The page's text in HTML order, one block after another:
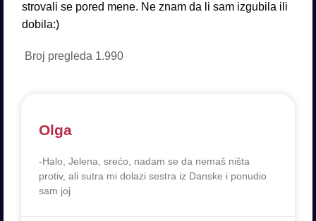
strovali se pored mene. Ne znam da li sam izgubila ili
dobila:)
Broj pregleda 1.990
Olga
-Halo, Jelena, srećo, nadam se da nemaš ništa
protiv, ali sutra mi dolazi sestra iz Danske i ponudio
sam joj